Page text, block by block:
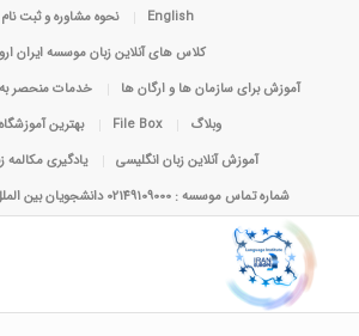
English
نحوه مشاوره و ثبت نام
کلاس های آنلاین زبان موسسه ایران
آموزش برای سازمان ها و ارگان ها
خدمات منحصر به
وبلاگ
File Box
بهترین
آموزش آنلاین زبان انگلیسی
یادگیری مکالمه
شماره تماس موسسه : 02149109000 دانشجویان بین الملل : 5965-822-201 1+